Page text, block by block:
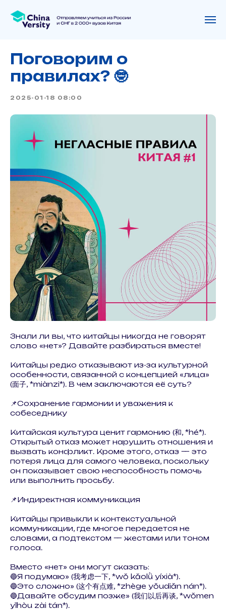
Поговорим о
правилах? 🤓
2025-01-18 08:00
Знали ли вы, что китайцы никогда не говорят
слово «нет»? Давайте разбираться вместе!
Китайцы редко отказывают из-за культурной
особенности, связанной с концепцией «лица»
(面子, *miànzi*). В чем заключаются её суть?
📌Сохранение гармонии и уважения к
собеседнику
Китайская культура ценит гармонию (和, *hé*).
Открытый отказ может нарушить отношения и
вызвать конфликт. Кроме этого, отказ — это
потеря лица для самого человека, поскольку
он показывает свою неспособность помочь
или выполнить просьбу.
📌Индиректная коммуникация
Китайцы привыкли к контекстуальной
коммуникации, где многое передается не
словами, а подтекстом — жестами или тоном
голоса.
Вместо «нет» они могут сказать:
🔵Я подумаю» (我考虑一下, *wǒ kǎolǜ yíxià*).
🔵Это сложно» (这个有点难, *zhège yǒudiǎn nán*).
🔵Давайте обсудим позже» (我们以后再谈, *wǒmen
yǐhòu zài tán*).